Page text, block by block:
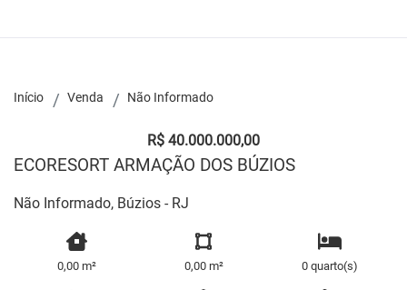
Início Venda Não Informado
R$ 40.000.000,00
ECORESORT ARMAÇÃO DOS BÚZIOS
Não Informado, Búzios - RJ
0,00 m² 0,00 m² 0 quarto(s)